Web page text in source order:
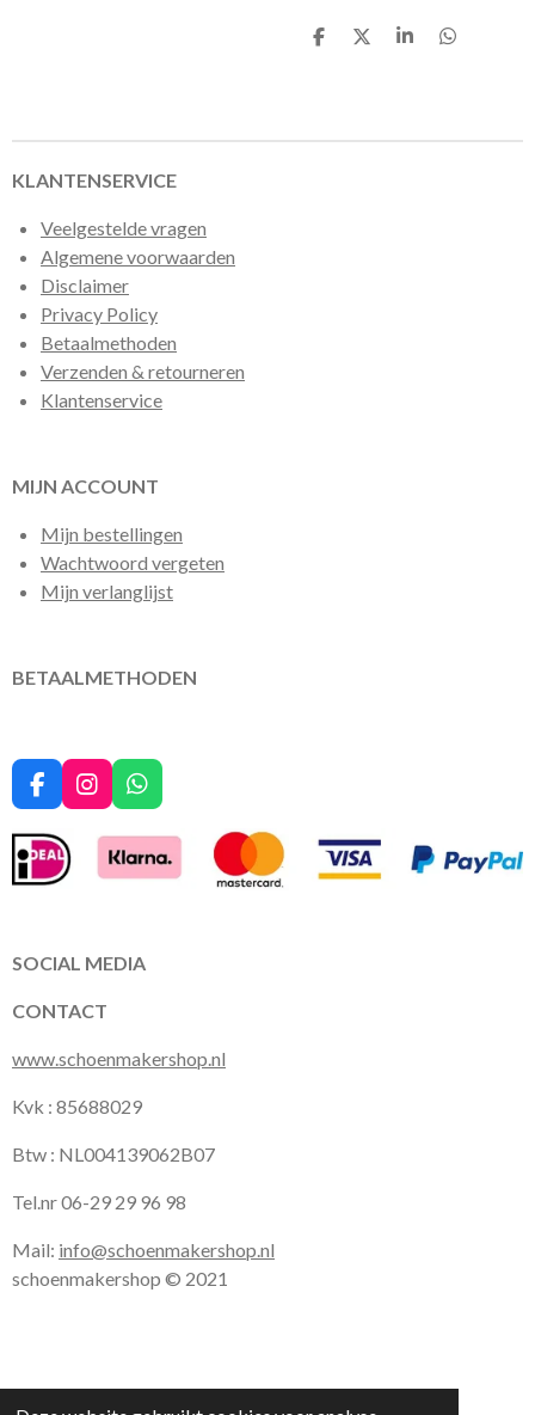
D
D
S
D
KLANTENSERVICE
Veelgestelde vragen
Algemene voorwaarden
Disclaimer
Privacy Policy
Betaalmethoden
Verzenden & retourneren
Klantenservice
MIJN ACCOUNT
Mijn bestellingen
Wachtwoord vergeten
Mijn verlanglijst
BETAALMETHODEN
F
a
c
e
b
k
I
n
a
m
W
h
a
t
s
p
SOCIAL MEDIA
CONTACT
www.schoenmakershop.nl
Kvk : 85688029
Btw : NL004139062B07
Tel.nr 06-29 29 96 98
Mail: info@schoenmakershop.nl
schoenmakershop © 2021